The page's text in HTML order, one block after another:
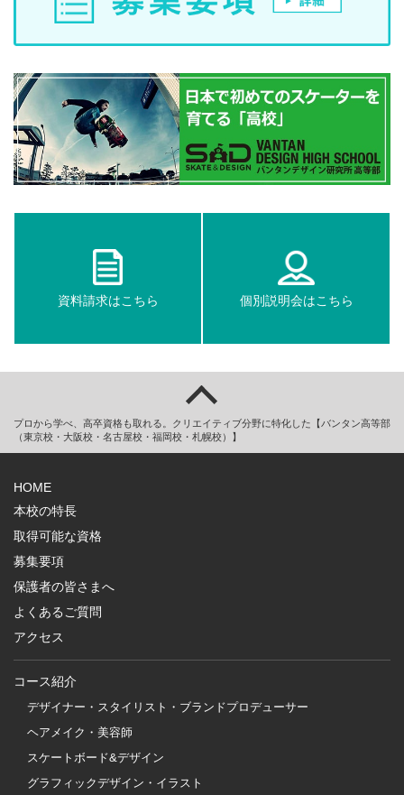
資料請求はこちら 個別説明会はこちら
プロから学べ、高卒資格も取れる。クリエイティブ分野に特化した【バンタン高等部
（東京校・大阪校・名古屋校・福岡校・札幌校）】
HOME
本校の特長
取得可能な資格
募集要項
保護者の皆さまへ
よくあるご質問
アクセス
コース紹介
デザイナー・スタイリスト・ブランドプロデューサー
ヘアメイク・美容師
スケートボード&デザイン
グラフィックデザイン・イラスト